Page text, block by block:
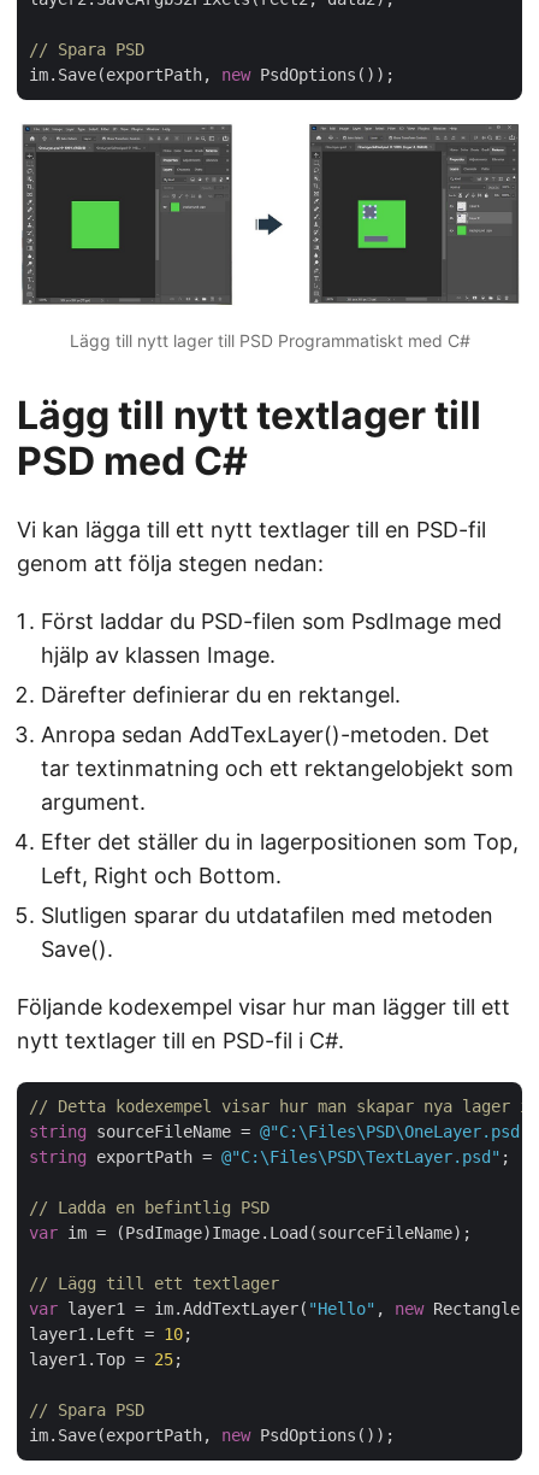
// Spara PSD
im.Save(exportPath, new
Lägg till nytt lager till PSD Programmatiskt med C#
Lägg till nytt textlager till
PSD med C#
Vi kan lägga till ett nytt textlager till en PSD-fil
genom att följa stegen nedan:
Först laddar du PSD-filen som PsdImage med
hjälp av klassen Image.
Därefter definierar du en rektangel.
Anropa sedan AddTexLayer()-metoden. Det
tar textinmatning och ett rektangelobjekt som
argument.
Efter det ställer du in lagerpositionen som Top,
Left, Right och Bottom.
Slutligen sparar du utdatafilen med metoden
Save().
Följande kodexempel visar hur man lägger till ett
nytt textlager till en PSD-fil i C#.
// Detta kodexempel visar hur man skapar nya lager
string sourceFileName = @"C:\Files\PSD\OneLayer.psd"
string exportPath = @"C:\Files\PSD\TextLayer.psd" ;
// Ladda en befintlig PSD
var im = (PsdImage)Image.Load(sourceFileName);
// Lägg till ett textlager
var layer1 = im.AddTextLayer( "Hello" , new Rectangle(
layer1.Left = 10;
layer1.Top = 25;
// Spara PSD
im.Save(exportPath, new